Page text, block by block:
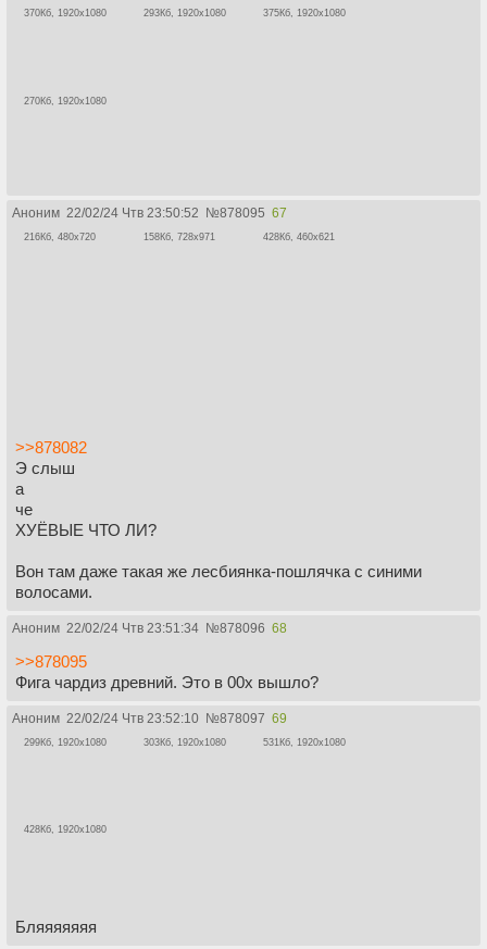
370Кб, 1920x1080 293Кб, 1920x1080 375Кб, 1920x1080
270Кб, 1920x1080
Аноним 22/02/24 Чтв 23:50:52 №878095 67
216Кб, 480x720 158Кб, 728x971 428Кб, 460x621
>>878082
Э слыш
а
че
ХУЁВЫЕ ЧТО ЛИ?
Вон там даже такая же лесбиянка-пошлячка с синими
волосами.
Аноним 22/02/24 Чтв 23:51:34 №878096 68
>>878095
Фига чардиз древний. Это в 00х вышло?
Аноним 22/02/24 Чтв 23:52:10 №878097 69
299Кб, 1920x1080 303Кб, 1920x1080 531Кб, 1920x1080
428Кб, 1920x1080
Бляяяяяяя